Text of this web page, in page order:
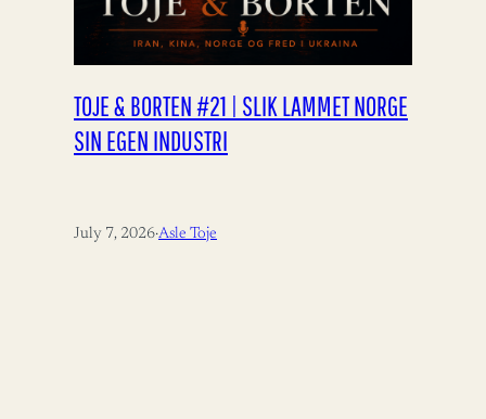
TOJE & BORTEN #21 | SLIK LAMMET NORGE
SIN EGEN INDUSTRI
July 7, 2026·Asle Toje